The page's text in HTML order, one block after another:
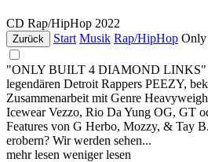
CD Rap/HipHop 2022
Zurück Start Musik Rap/HipHop
"ONLY BUILT 4 DIAMOND LINKS"
legendären Detroit Rappers PEEZY,
Zusammenarbeit mit Genre
Icewear Vezzo, Rio Da Yung OG, GT
Features von G Herbo, Mozzy, & Tay
erobern? Wir werden sehen...
mehr lesen weniger lesen